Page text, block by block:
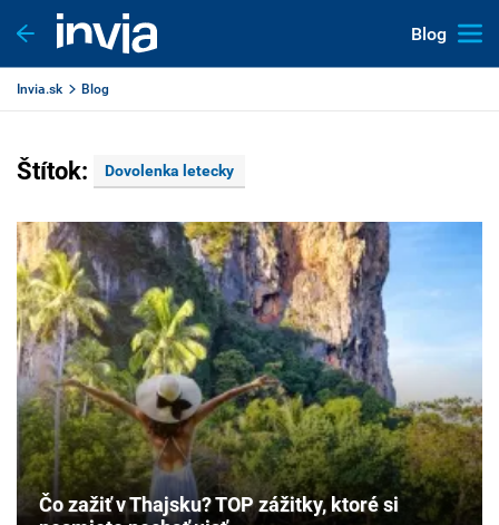
Blog
Invia.sk Blog
Štítok: Dovolenka letecky
Čo zažiť v Thajsku? TOP zážitky, ktoré si